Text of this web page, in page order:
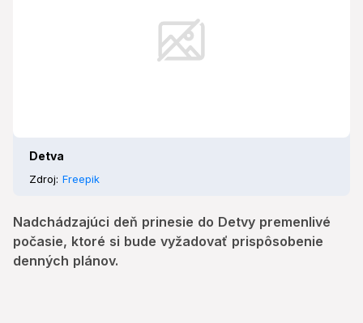
Detva
Zdroj: Freepik
Nadchádzajúci deň prinesie do Detvy premenlivé
počasie, ktoré si bude vyžadovať prispôsobenie
denných plánov.